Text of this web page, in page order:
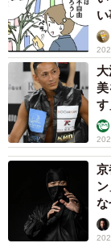
す
未